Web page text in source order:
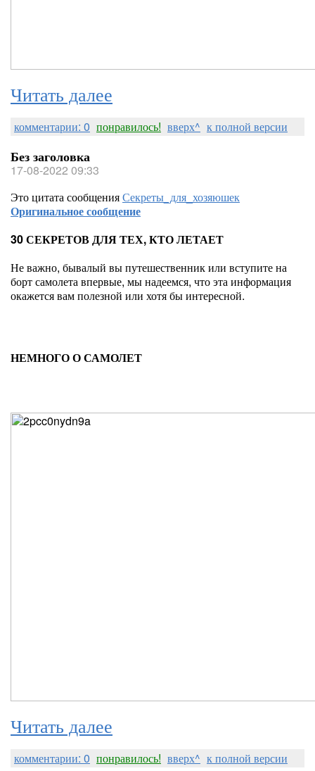
Читать далее
комментарии: 0 понравилось! вверх^ к полной версии
Без заголовка
17-08-2022 09:33
Это цитата сообщенияСекреты_для_хозяюшек
Оригинальное сообщение
30 СЕКРЕТОВ ДЛЯ ТЕХ, КТО ЛЕТАЕТ
Не важно, бывалый вы путешественник или вступите на
борт самолета впервые, мы надеемся, что эта информация
окажется вам полезной или хотя бы интересной.
НЕМНОГО О САМОЛЕТ
Читать далее
комментарии: 0 понравилось! вверх^ к полной версии